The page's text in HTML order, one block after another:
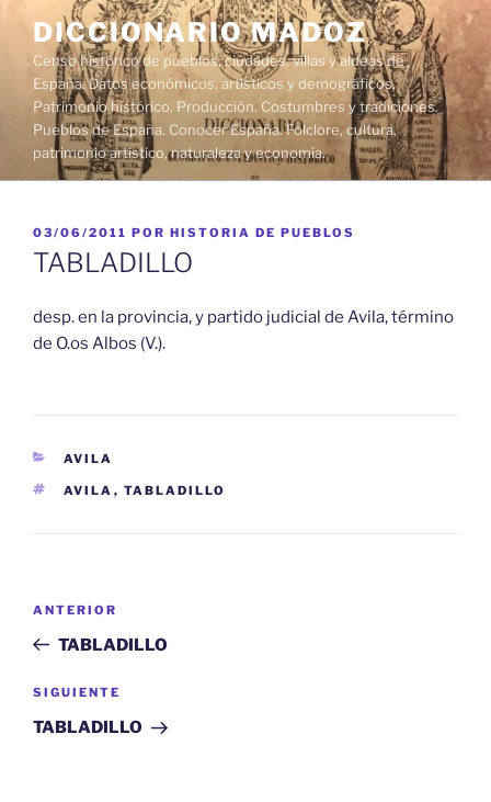
contenido
DICCIONARIO MADOZ
Censo histórico de pueblos, ciudades, villas y aldeas de
España. Datos económicos, artísticos y demográficos.
Patrimonio histórico. Producción. Costumbres y tradiciones.
Pueblos de España. Conocer España. Folclore, cultura,
patrimonio artístico, naturaleza y economía.
PUBLICADO
EL
03/06/2011 POR HISTORIA DE PUEBLOS
TABLADILLO
desp. en la provincia, y partido judicial de Avila, término
de O.os Albos (V.).
CATEGORÍAS
AVILA
ETIQUETAS
AVILA , TABLADILLO
entradas
Entrada
anterior:
ANTERIOR
TABLADILLO
Siguiente
entrada
SIGUIENTE
TABLADILLO